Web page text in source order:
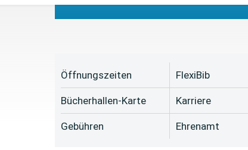
Öffnungszeiten
Bücherhallen-Karte
Gebühren
FlexiBib
Karriere
Ehrenamt